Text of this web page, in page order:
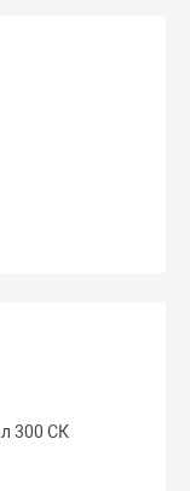
300 СК